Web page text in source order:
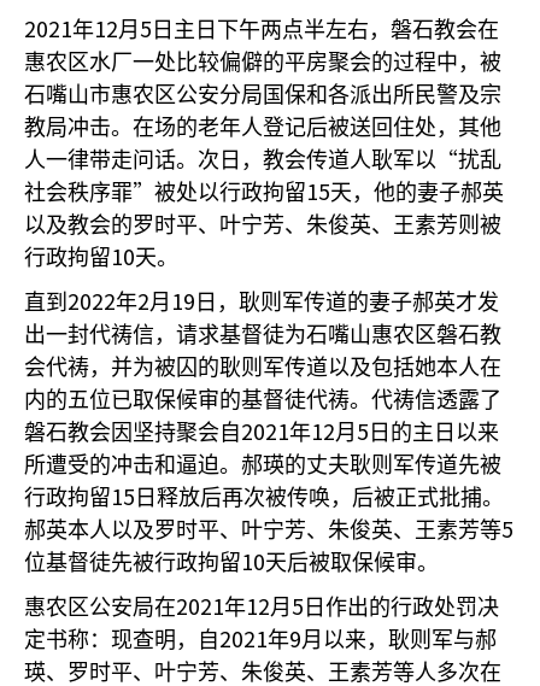
2021年12月 5 日主日下午两点半左右，磐石教会在
惠农区水厂一处比较偏僻的平房聚会的过程中，被
石嘴山市惠农区公安分局国保和各派出所民警及宗
教局冲击。在场的老年人登记后被送回住处，其他
人一律带走问话。次日，教会传道人耿军以 “扰乱
社会秩序罪” 被处以行政拘留15天，他的妻子郝英
以及教会的罗时平、叶宁芳、朱俊英、王素芳则被
行政拘留10天。
直到 2022年2月 19 日，耿则军传道的妻子郝英才发
出一封代祷信，请求基督徒为石嘴山惠农区磐石教
会代祷，并为被囚的耿则军传道以及包括她本人在
内的五位已取保候审的基督徒代祷。代祷信透露了
磐石教会因坚持聚会自 2021年12月 5 日的主日以来
所遭受的冲击和逼迫。郝瑛的丈夫耿则军传道先被
行政拘留15 日释放后再次被传唤，后被正式批捕。
郝英本人以及罗时平、叶宁芳、朱俊英、王素芳等5
位基督徒先被行政拘留10天后被取保候审。
惠农区公安局在2021年12月 5 日作出的行政处罚决
定书称：现查明，自 2021年9月以来，耿则军与郝
瑛、罗时平、叶宁芳、朱俊英、王素芳等人多次在